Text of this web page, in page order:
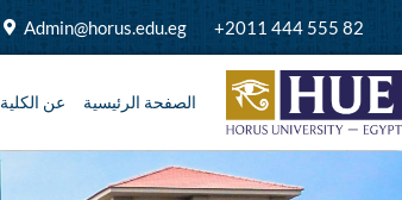
المحتوى
82 555 444 2011+
Admin@horus.edu.eg
الصفحة الرئيسية عن الكلية